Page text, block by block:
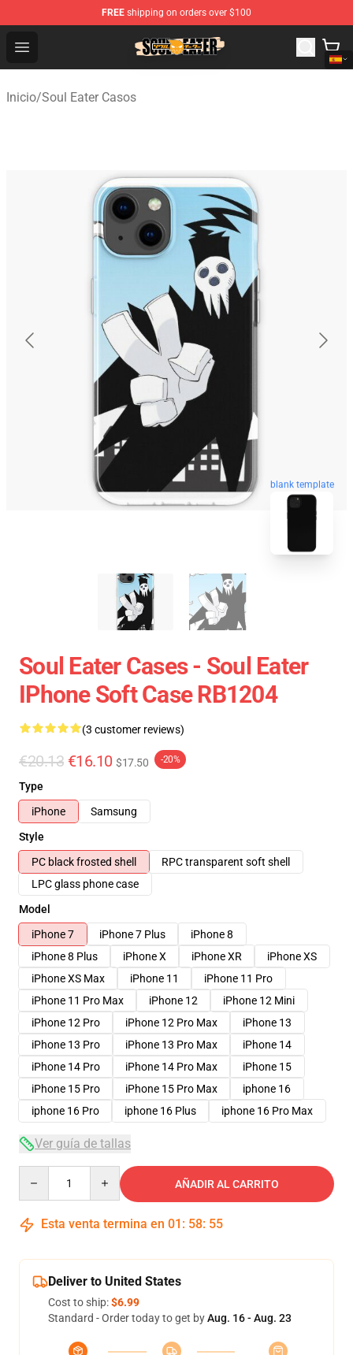
FREE shipping on orders over $100
Open menu
Soul Eater Store - Official Soul Eater Merchandise Shop
Inicio/Soul Eater Casos
blank template
Soul Eater Cases - Soul Eater
IPhone Soft Case RB1204
(3 customer reviews)
€20.13 €16.10 $17.50 -20%
Type
iPhone
Samsung
Style
PC black frosted shell
RPC transparent soft shell
LPC glass phone case
Model
iPhone 7
iPhone 7 Plus
iPhone 8
iPhone 8 Plus
iPhone X iPhone XR
iPhone XS
iPhone XS Max
iPhone 11
iPhone 11 Pro
iPhone 11 Pro Max
iPhone 12
iPhone 12 Mini
iPhone 12 Pro
iPhone 12 Pro Max
iPhone 13
iPhone 13 Pro
iPhone 13 Pro Max
iPhone 14
iPhone 14 Pro
iPhone 14 Pro Max
iPhone 15
iPhone 15 Pro
iPhone 15 Pro Max
iphone 16
iphone 16 Pro
iphone 16 Plus iphone 16 Pro Max
Ver guía de tallas
AÑADIR AL CARRITO
Esta venta termina en 01 : 58: 54
Deliver to United States
Cost to ship:$6.99
Standard - Order today to get byAug. 16 - Aug. 23